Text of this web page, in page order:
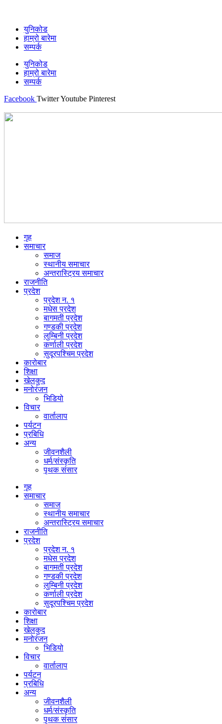
युनिकोड
हाम्रो बारेमा
सम्पर्क
युनिकोड
हाम्रो बारेमा
सम्पर्क
Facebook TwitterYoutube Pinterest
गृह
समाचार
समाज
स्थानीय समाचार
अन्तरास्ट्रिय समाचार
राजनीति
प्रदेश
प्रदेश न. १
मधेस प्रदेश
बागमती प्रदेश
गण्डकी प्रदेश
लुम्बिनी प्रदेश
कर्णाली प्रदेश
सुदूरपश्चिम प्रदेश
कारोबार
शिक्षा
खेलकुद
मनोरंजन
भिडियो
विचार
वार्तालाप
पर्यटन
प्रबिधि
अन्य
जीवनशैली
धर्म/संस्कृति
पृथक संसार
गृह
समाचार
समाज
स्थानीय समाचार
अन्तरास्ट्रिय समाचार
राजनीति
प्रदेश
प्रदेश न. १
मधेस प्रदेश
बागमती प्रदेश
गण्डकी प्रदेश
लुम्बिनी प्रदेश
कर्णाली प्रदेश
सुदूरपश्चिम प्रदेश
कारोबार
शिक्षा
खेलकुद
मनोरंजन
भिडियो
विचार
वार्तालाप
पर्यटन
प्रबिधि
अन्य
जीवनशैली
धर्म/संस्कृति
पृथक संसार